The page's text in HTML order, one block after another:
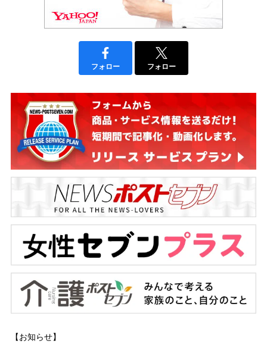
フォロー フォロー
【お知らせ】